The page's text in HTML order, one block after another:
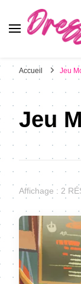
Accueil Jeu
Jeu
Affichage : 2